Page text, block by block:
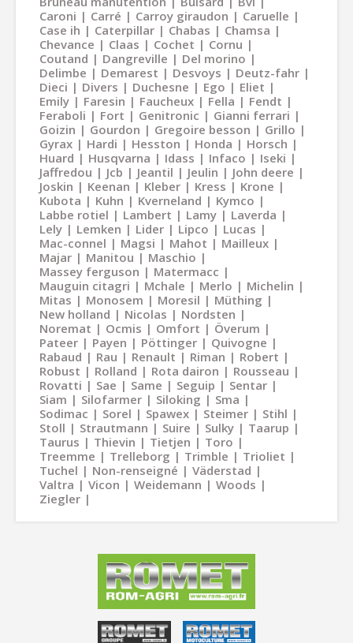
Caroni
Carré Carroy giraudon
Caruelle
Case ih
Caterpillar Chabas
Chamsa
Chevance
Claas Cochet
Cornu
Coutand
Dangreville
Del morino
Delimbe
Demarest Desvoys
Deutz-fahr
Dieci
Divers Duchesne Ego
Eliet
Emily
Faresin Faucheux Fella
Fendt
Feraboli
Fort Genitronic
Gianni ferrari
Goizin
Gourdon Gregoire besson
Grillo
Gyrax
Hardi Hesston Honda
Horsch
Huard
Husqvarna Idass Infaco
Iseki
Jaffredou
Jcb Jeantil Jeulin
John deere
Joskin
Keenan Kleber Kress
Krone
Kubota
Kuhn Kverneland
Kymco
Labbe rotiel
Lambert Lamy
Laverda
Lely
Lemken Lider Lipco
Lucas
Mac-connel
Magsi Mahot
Mailleux
Majar
Manitou
Maschio
Massey ferguson
Matermacc
Mauguin citagri
Mchale Merlo
Michelin
Mitas
Monosem Moresil
Müthing
New holland
Nicolas
Nordsten
Noremat
Ocmis Omfort
Överum
Pateer
Payen Pöttinger
Quivogne
Rabaud
Rau Renault Riman
Robert
Robust
Rolland Rota dairon
Rousseau
Rovatti
Sae Same Seguip
Sentar
Siam
Silofarmer Siloking
Sma
Sodimac
Sorel Spawex Steimer
Stihl
Stoll
Strautmann Suire Sulky
Taarup
Taurus
Thievin Tietjen
Toro
Treemme
Trelleborg Trimble
Trioliet
Tuchel
Non-renseigné
Väderstad
Valtra
Vicon Weidemann
Woods
Ziegler